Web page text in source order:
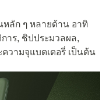
หลัก ๆ หลายด้าน อาทิ
าร, ชิปประมวลผล,
วามจุแบตเตอรี่ เป็นต้น